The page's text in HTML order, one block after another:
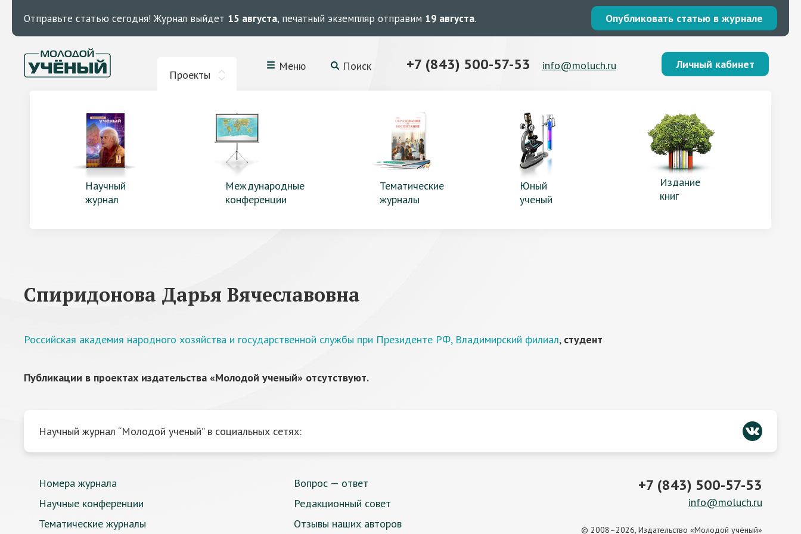
Отправьте статью сегодня! Журнал выйдет 15 августа, печатный экземпляр отправим 19 августа. Опубликовать статью в журнале
Проекты
Меню Поиск +7 (843) 500-57-53 info@moluch.ru Личный кабинет
Научный
журнал
Международные
конференции
Тематические
журналы
Юный
ученый
Издание
книг
Спиридонова Дарья Вячеславовна
Российская академия народного хозяйства и государственной службы при Президенте РФ, Владимирский филиал, студент
Публикации в проектах издательства «Молодой ученый» отсутствуют.
Научный журнал “Молодой ученый” в социальных сетях:
Номера журнала
Научные конференции
Тематические журналы
Вопрос — ответ
Редакционный совет
Отзывы наших авторов
+7 (843) 500-57-53
info@moluch.ru
© 2008–2026, Издательство «Молодой учёный»